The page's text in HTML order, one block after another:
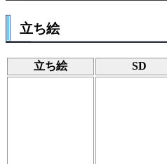
立ち絵
立ち絵 SD